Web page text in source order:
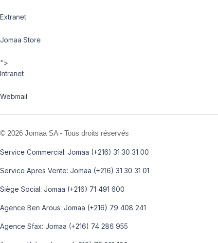
Extranet
Jomaa Store
">
Intranet
Webmail
© 2026 Jomaa SA - Tous droits réservés
Service Commercial: Jomaa (+216) 31 30 31 00
Service Apres Vente: Jomaa (+216) 31 30 31 01
Siège Social: Jomaa (+216) 71 491 600
Agence Ben Arous: Jomaa (+216) 79 408 241
Agence Sfax: Jomaa (+216) 74 286 955